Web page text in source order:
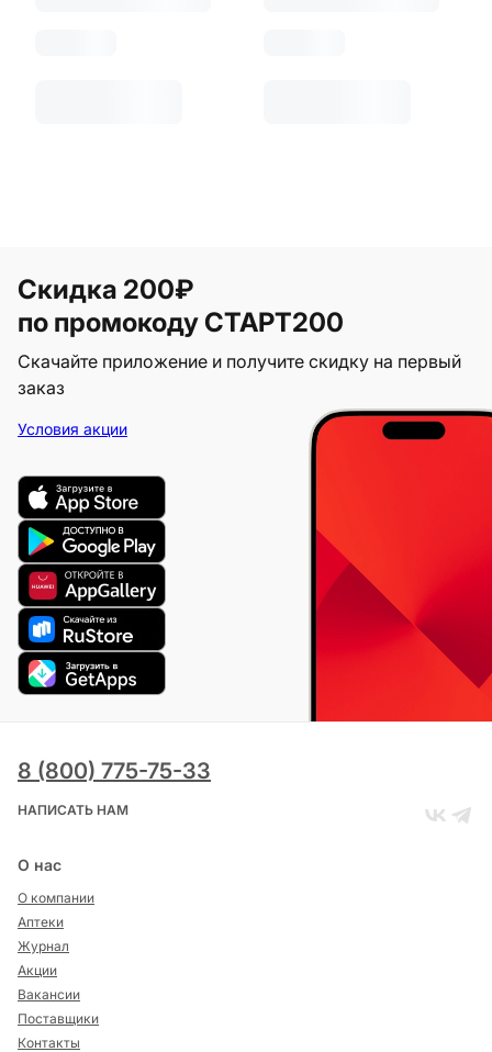
Скидка 200₽
по промокоду СТАРТ200
Скачайте приложение и получите скидку на первый
заказ
Условия акции
8 (800) 775-75-33
НАПИСАТЬ НАМ
О нас
О компании
Аптеки
Журнал
Акции
Вакансии
Поставщики
Контакты